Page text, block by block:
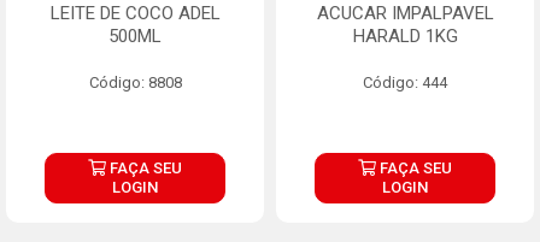
LEITE DE COCO ADEL
500ML
Código: 8808
FAÇA SEU
LOGIN
ACUCAR IMPALPAVEL
HARALD 1KG
Código: 444
FAÇA SEU
LOGIN